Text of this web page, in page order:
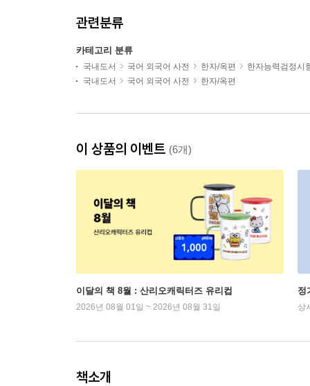
관련분류
카테고리 분류
국내도서 국어 외국어 사전 한자/옥편
한자능력검정시
국내도서
국어 외국어 사전 한자/옥편
이 상품의 이벤트 (6개)
이달의 책 8월 : 산리오캐릭터즈 유리컵
2026년 08월 01일 ~ 2026년 08월 31일
정
상
책소개